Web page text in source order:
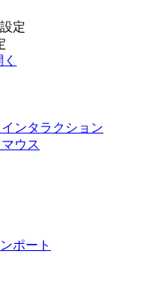
定
ンタラクション
ウス
ポート